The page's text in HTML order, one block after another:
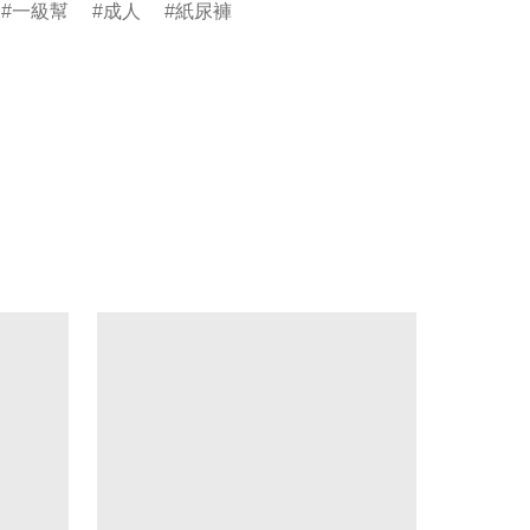
一級幫 成人 紙尿褲